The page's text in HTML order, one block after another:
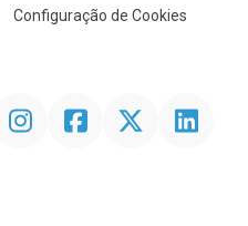
Configuração de Cookies
InstagramFacebookTwitter Linkedin